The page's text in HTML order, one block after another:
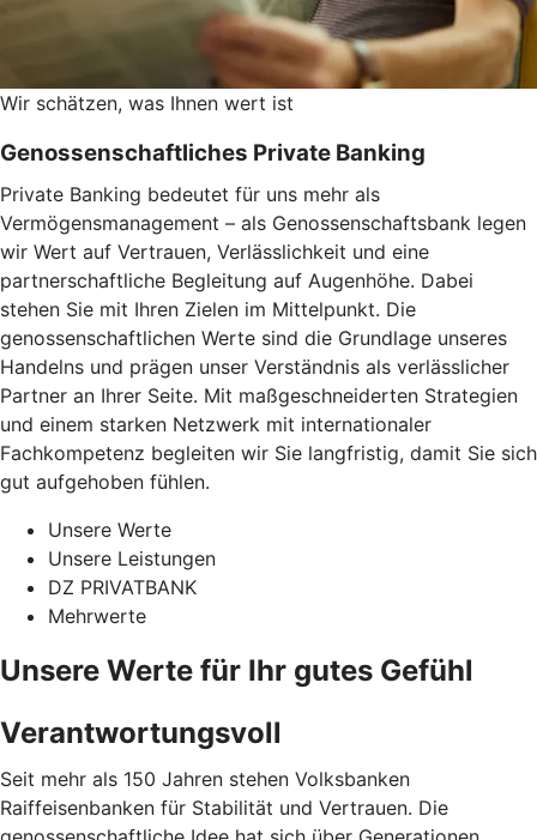
Wir schätzen, was Ihnen wert ist
Genossenschaftliches Private Banking
Private Banking bedeutet für uns mehr als
Vermögensmanagement – als Genossenschaftsbank legen
wir Wert auf Vertrauen, Verlässlichkeit und eine
partnerschaftliche Begleitung auf Augenhöhe. Dabei
stehen Sie mit Ihren Zielen im Mittelpunkt. Die
genossenschaftlichen Werte sind die Grundlage unseres
Handelns und prägen unser Verständnis als verlässlicher
Partner an Ihrer Seite. Mit maßgeschneiderten Strategien
und einem starken Netzwerk mit internationaler
Fachkompetenz begleiten wir Sie langfristig, damit Sie sich
gut aufgehoben fühlen.
Unsere Werte
Unsere Leistungen
DZ PRIVATBANK
Mehrwerte
Unsere Werte für Ihr gutes Gefühl
Verantwortungsvoll
Seit mehr als 150 Jahren stehen Volksbanken
Raiffeisenbanken für Stabilität und Vertrauen. Die